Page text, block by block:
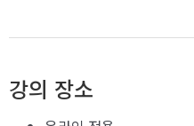
강의 장소